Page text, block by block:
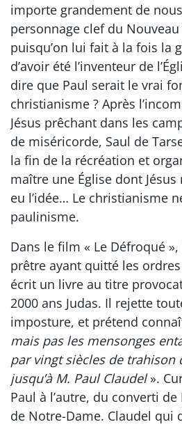
importe grandement de
personnage clef du
puisqu’on lui fait à la fois la
d’avoir été l’inventeur de
dire que Paul serait le vrai
christianisme ? Après
Jésus prêchant dans les
de miséricorde, Saul de
la fin de la récréation et
maître une Église dont Jésus
eu l’idée… Le christianisme
paulinisme.
Dans le film « Le Défroqué
prêtre ayant quitté les
écrit un livre au titre
2000 ans Judas. Il rejette
imposture, et prétend
mais pas les mensonges
par vingt siècles de trahison
jusqu’à M. Paul Claudel».
Paul à l’autre, du converti
de Notre-Dame. Claudel qui